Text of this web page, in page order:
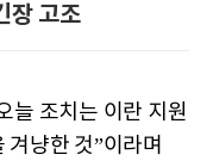
장 고조
늘 조치는 이란 지원
냥한 것”이라며